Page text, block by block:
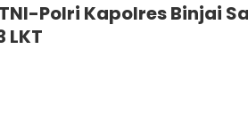
Polri Kapolres Binjai
LKT